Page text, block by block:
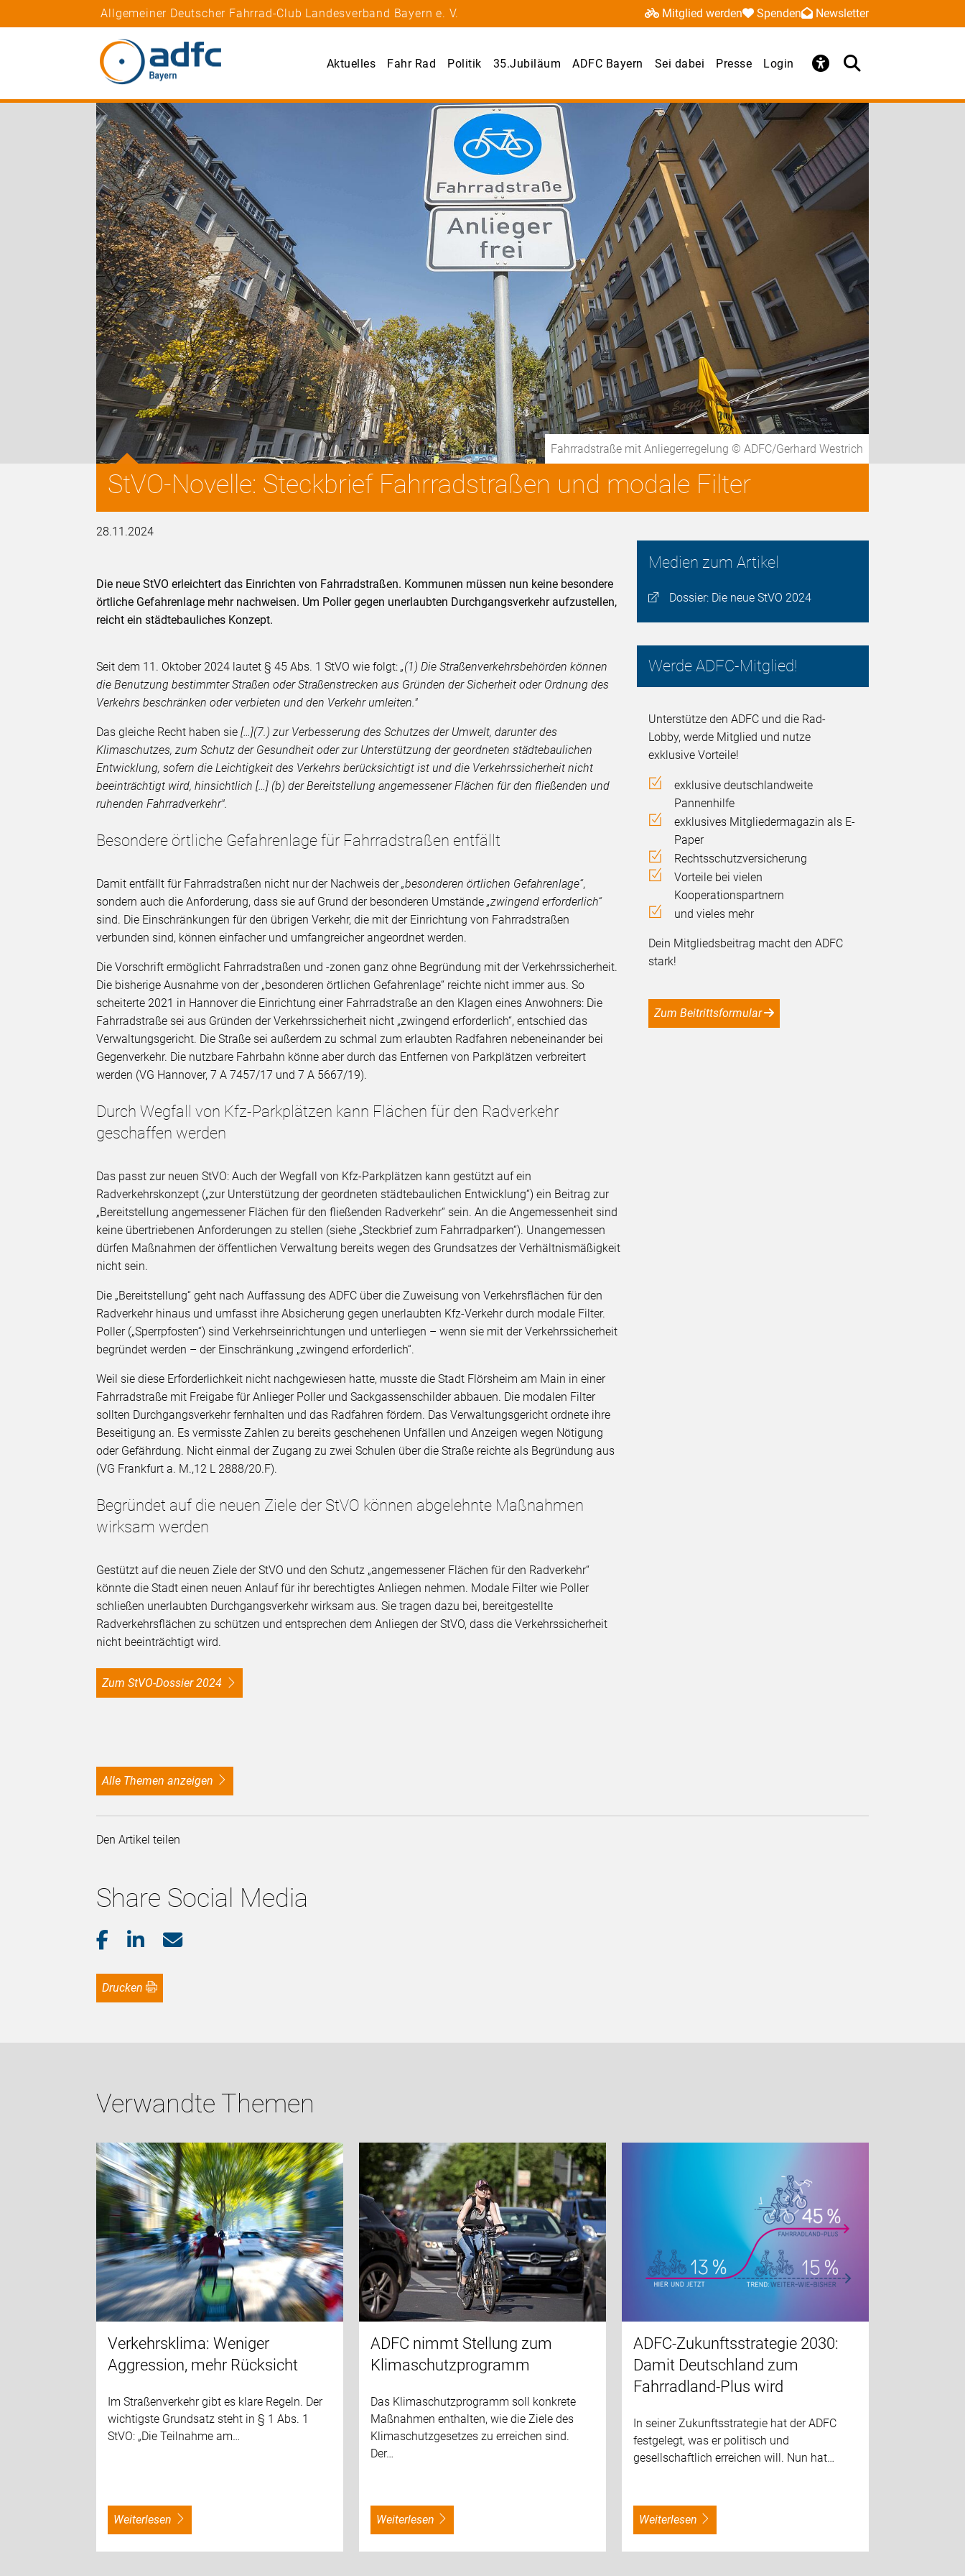
Allgemeiner Deutscher Fahrrad-Club Landesverband Bayern e. V. Mitglied werden Spenden Newsletter
Aktuelles Fahr Rad Politik 35.Jubiläum ADFC Bayern Sei dabei Presse Login
Fahrradstraße mit Anliegerregelung © ADFC/Gerhard Westrich
StVO-Novelle: Steckbrief Fahrradstraßen und modale Filter
28.11.2024
Medien zum Artikel
Dossier: Die neue StVO 2024
Werde ADFC-Mitglied!
Unterstütze den ADFC und die Rad-
Lobby, werde Mitglied und nutze
exklusive Vorteile!
exklusive deutschlandweite
Pannenhilfe
exklusives Mitgliedermagazin als E-
Paper
Rechtsschutzversicherung
Vorteile bei vielen
Kooperationspartnern
und vieles mehr
Dein Mitgliedsbeitrag macht den ADFC
stark!
Zum Beitrittsformular
Die neue StVO erleichtert das Einrichten von Fahrradstraßen. Kommunen müssen nun keine besondere
örtliche Gefahrenlage mehr nachweisen. Um Poller gegen unerlaubten Durchgangsverkehr aufzustellen,
reicht ein städtebauliches Konzept.
Seit dem 11. Oktober 2024 lautet § 45 Abs. 1 StVO wie folgt:„(1) Die Straßenverkehrsbehörden können
die Benutzung bestimmter Straßen oder Straßenstrecken aus Gründen der Sicherheit oder Ordnung des
Verkehrs beschränken oder verbieten und den Verkehr umleiten."
Das gleiche Recht haben sie[…](7.) zur Verbesserung des Schutzes der Umwelt, darunter des
Klimaschutzes, zum Schutz der Gesundheit oder zur Unterstützung der geordneten städtebaulichen
Entwicklung, sofern die Leichtigkeit des Verkehrs berücksichtigt ist und die Verkehrssicherheit nicht
beeinträchtigt wird, hinsichtlich […] (b) der Bereitstellung angemessener Flächen für den fließenden und
ruhenden Fahrradverkehr".
Besondere örtliche Gefahrenlage für Fahrradstraßen entfällt
Damit entfällt für Fahrradstraßen nicht nur der Nachweis der„besonderen örtlichen Gefahrenlage“,
sondern auch die Anforderung, dass sie auf Grund der besonderen Umstände„zwingend erforderlich“
sind. Die Einschränkungen für den übrigen Verkehr, die mit der Einrichtung von Fahrradstraßen
verbunden sind, können einfacher und umfangreicher angeordnet werden.
Die Vorschrift ermöglicht Fahrradstraßen und -zonen ganz ohne Begründung mit der Verkehrssicherheit.
Die bisherige Ausnahme von der „besonderen örtlichen Gefahrenlage“ reichte nicht immer aus. So
scheiterte 2021 in Hannover die Einrichtung einer Fahrradstraße an den Klagen eines Anwohners: Die
Fahrradstraße sei aus Gründen der Verkehrssicherheit nicht „zwingend erforderlich“, entschied das
Verwaltungsgericht. Die Straße sei außerdem zu schmal zum erlaubten Radfahren nebeneinander bei
Gegenverkehr. Die nutzbare Fahrbahn könne aber durch das Entfernen von Parkplätzen verbreitert
werden (VG Hannover, 7 A 7457/17 und 7 A 5667/19).
Durch Wegfall von Kfz-Parkplätzen kann Flächen für den Radverkehr
geschaffen werden
Das passt zur neuen StVO: Auch der Wegfall von Kfz-Parkplätzen kann gestützt auf ein
Radverkehrskonzept („zur Unterstützung der geordneten städtebaulichen Entwicklung“) ein Beitrag zur
„Bereitstellung angemessener Flächen für den fließenden Radverkehr“ sein. An die Angemessenheit sind
keine übertriebenen Anforderungen zu stellen (siehe „Steckbrief zum Fahrradparken“). Unangemessen
dürfen Maßnahmen der öffentlichen Verwaltung bereits wegen des Grundsatzes der Verhältnismäßigkeit
nicht sein.
Die „Bereitstellung“ geht nach Auffassung des ADFC über die Zuweisung von Verkehrsflächen für den
Radverkehr hinaus und umfasst ihre Absicherung gegen unerlaubten Kfz-Verkehr durch modale Filter.
Poller („Sperrpfosten“) sind Verkehrseinrichtungen und unterliegen – wenn sie mit der Verkehrssicherheit
begründet werden – der Einschränkung „zwingend erforderlich“.
Weil sie diese Erforderlichkeit nicht nachgewiesen hatte, musste die Stadt Flörsheim am Main in einer
Fahrradstraße mit Freigabe für Anlieger Poller und Sackgassenschilder abbauen. Die modalen Filter
sollten Durchgangsverkehr fernhalten und das Radfahren fördern. Das Verwaltungsgericht ordnete ihre
Beseitigung an. Es vermisste Zahlen zu bereits geschehenen Unfällen und Anzeigen wegen Nötigung
oder Gefährdung. Nicht einmal der Zugang zu zwei Schulen über die Straße reichte als Begründung aus
(VG Frankfurt a. M.,12 L 2888/20.F).
Begründet auf die neuen Ziele der StVO können abgelehnte Maßnahmen
wirksam werden
Gestützt auf die neuen Ziele der StVO und den Schutz „angemessener Flächen für den Radverkehr“
könnte die Stadt einen neuen Anlauf für ihr berechtigtes Anliegen nehmen. Modale Filter wie Poller
schließen unerlaubten Durchgangsverkehr wirksam aus. Sie tragen dazu bei, bereitgestellte
Radverkehrsflächen zu schützen und entsprechen dem Anliegen der StVO, dass die Verkehrssicherheit
nicht beeinträchtigt wird.
Zum StVO-Dossier 2024
alle Themen anzeigen
Den Artikel teilen
Share Social Media
Drucken
Verwandte Themen
Verkehrsklima: Weniger
Aggression, mehr Rücksicht
Im Straßenverkehr gibt es klare Regeln. Der
wichtigste Grundsatz steht in § 1 Abs. 1
StVO: „Die Teilnahme am…
weiterlesen
ADFC nimmt Stellung zum
Klimaschutzprogramm
Das Klimaschutzprogramm soll konkrete
Maßnahmen enthalten, wie die Ziele des
Klimaschutzgesetzes zu erreichen sind.
Der…
weiterlesen
ADFC-Zukunftsstrategie 2030:
Damit Deutschland zum
Fahrradland-Plus wird
In seiner Zukunftsstrategie hat der ADFC
festgelegt, was er politisch und
gesellschaftlich erreichen will. Nun hat…
weiterlesen